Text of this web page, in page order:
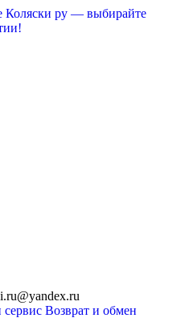
сервис Возврат и обмен